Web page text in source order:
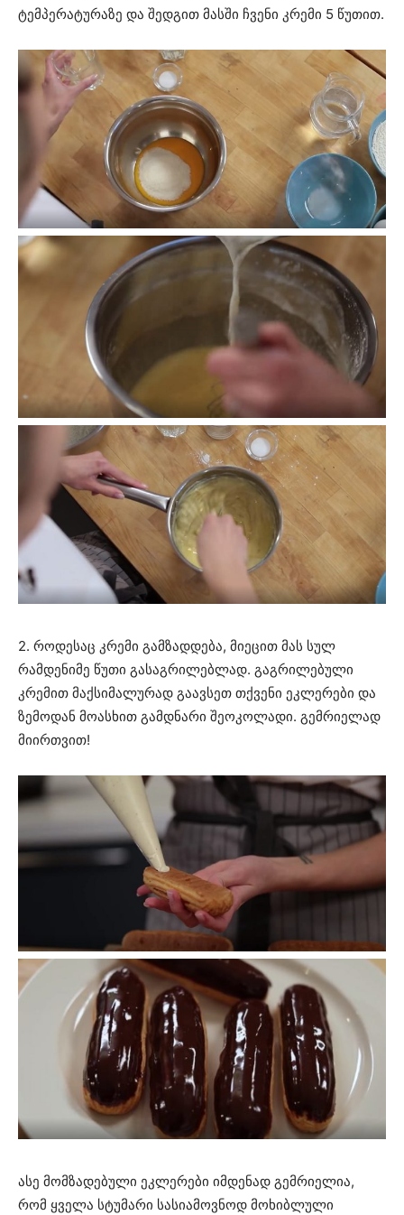
ტემპერატურაზე და შედგით მასში ჩვენი კრემი 5 წუთით.
2. როდესაც კრემი გამზადდება, მიეცით მას სულ
რამდენიმე წუთი გასაგრილებლად. გაგრილებული
კრემით მაქსიმალურად გაავსეთ თქვენი ეკლერები და
ზემოდან მოასხით გამდნარი შეოკოლადი. გემრიელად
მიირთვით!
ასე მომზადებული ეკლერები იმდენად გემრიელია,
რომ ყველა სტუმარი სასიამოვნოდ მოხიბლული